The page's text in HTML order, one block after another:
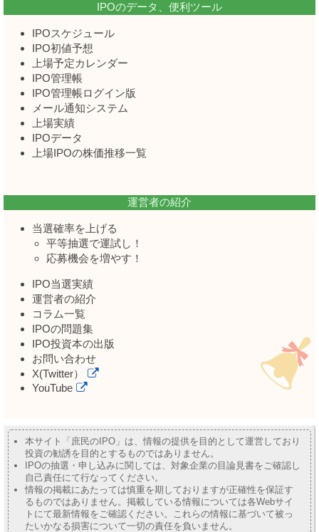
IPOのデータ、便利ツール
IPOスケジュール
IPO初値予想
上場予定カレンダー
IPO管理帳
IPO管理帳ログイン版
メール通知システム
上場実績
IPOデータ
上場IPOの株価推移一覧
運営者の紹介
当選確率を上げる
平等抽選で運試し！
応募機会を増やす！
IPO当選実績
運営者の紹介
コラム一覧
IPOの問題集
IPO投資本の出版
お問い合わせ
X(Twitter）
YouTube
本サイト「庶民のIPO」は、情報の提供を目的として運営しており
投資の勧誘を目的とするものではありません。
IPOの抽選・申し込みに関しては、対象企業の目論見書をご確認し
自己責任にて行なってください。
情報の掲載にあたっては慎重を期しておりますが正確性を保証す
るものではありません。掲載している情報については各Webサイ
トにて最新情報をご確認ください。これらの情報に基づいて被っ
たいかなる損害について一切の責任を負いません。